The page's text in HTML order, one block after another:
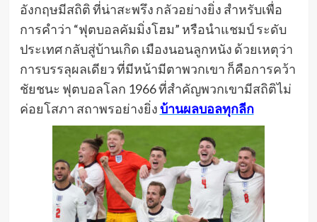
อังกฤษมีสถิติ ที่น่าสะพรึง กลัวอย่างยิ่ง สำหรับเพื่อ
การคำว่า “ฟุตบอลคัมมิ่งโฮม” หรือนำแชมป์ ระดับ
ประเทศ กลับสู่บ้านเกิด เมืองนอนลูกหนัง ด้วยเหตุว่า
การบรรลุผลเดียว ที่มีหน้ามีตาพวกเขา ก็คือการคว้า
ชัยชนะ ฟุตบอลโลก 1966 ที่สำคัญพวกเขามีสถิติไม่
ค่อยโสภา สถาพรอย่างยิ่งบ้านผลบอลทุกลีก